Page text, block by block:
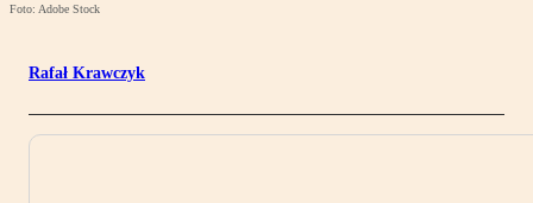
Foto: Adobe Stock
Rafał Krawczyk